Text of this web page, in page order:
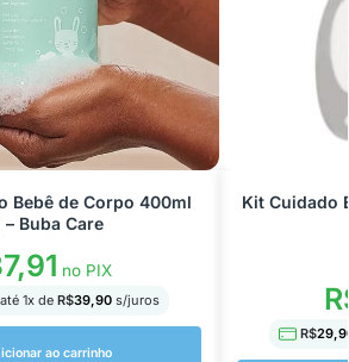
Bebê de Corpo 400ml
– Buba Care
no PIX
1x de R$39,90s/juros
ao carrinho
Kit Cuidado
R$